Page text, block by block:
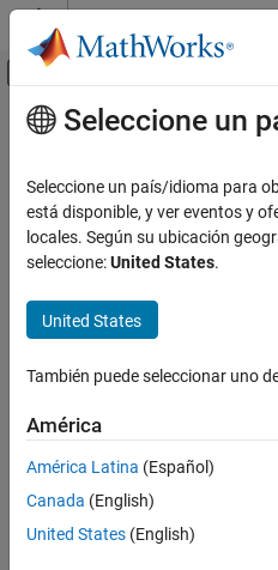
Saltar al contenido
Mostrar/ocultar
Recurso
Contenido principal
Seleccione un
Seleccione un país/idioma para
está disponible, y ver eventos y
locales. Según su ubicación
seleccione:United States.
United States
También puede seleccionar uno
América
América Latina (Español)
Canada (English)
United States (English)